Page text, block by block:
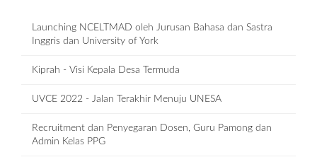
Launching NCELTMAD oleh Jurusan Bahasa dan Sastra
Inggris dan University of York
Kiprah - Visi Kepala Desa Termuda
UVCE 2022 - Jalan Terakhir Menuju UNESA
Recruitment dan Penyegaran Dosen, Guru Pamong dan
Admin Kelas PPG